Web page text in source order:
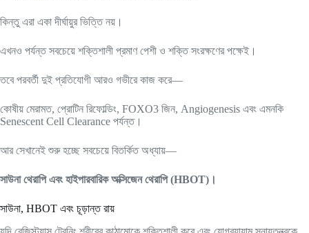
কিন্তু এরা একা দীর্ঘায়ুর ভিত্তি নয়।
এখনও পর্যন্ত সবচেয়ে শক্তিশালী প্রমাণ পেশী ও শক্তি সংরক্ষণের পক্ষেই।
তবে পরবর্তী দুই প্রতিযোগী আরও গভীরে কাজ করে—
কোষীয় মেরামত, প্রোটিন রিফোল্ডিং, FOXO3 জিন, Angiogenesis এবং এমনকি
Senescent Cell Clearance পর্যন্ত।
আর সেখানেই শুরু হচ্ছে সবচেয়ে বিতর্কিত অধ্যায়—
সাউনা থেরাপি এবং হাইপারবারিক অক্সিজেন থেরাপি (HBOT)।
সাউনা, HBOT এবং চূড়ান্ত রায়